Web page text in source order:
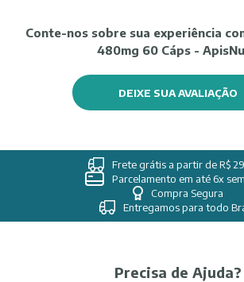
Conte-nos sobre sua experiência
480mg 60 Cáps -
DEIXE SUA AVALIAÇÃO
Frete grátis a partir de R$
Parcelamento em até 6x
Compra Segura
Entregamos para todo
Precisa de Ajuda?